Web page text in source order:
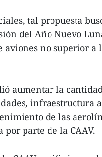
tal propuesta
del Año Nuevo
aviones no superior a
aumentar la
infraestructura
de las
por parte de la CAAV.